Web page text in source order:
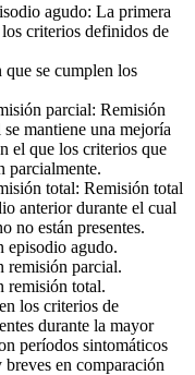
agudo: La primera
criterios definidos de
se cumplen los
parcial: Remisión
mantiene una mejoría
el que los criterios que
parcialmente.
total: Remisión total
anterior durante el cual
no están presentes.
episodio agudo.
remisión parcial.
remisión total.
los criterios de
durante la mayor
períodos sintomáticos
en comparación